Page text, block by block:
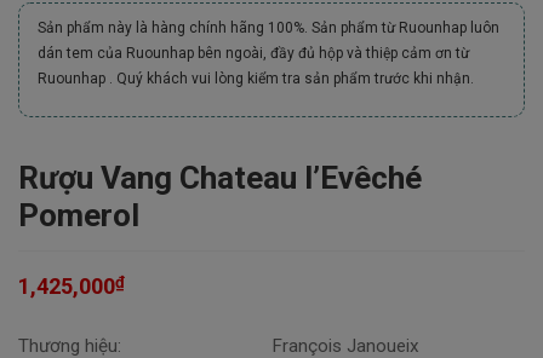
Sản phẩm này là hàng chính hãng 100%. Sản phẩm từ Ruounhap luôn
dán tem của Ruounhap bên ngoài, đầy đủ hộp và thiệp cảm ơn từ
Ruounhap . Quý khách vui lòng kiểm tra sản phẩm trước khi nhận.
Rượu Vang Chateau l’Evêché
Pomerol
1,425,000₫
Thương hiệu:
François Janoueix